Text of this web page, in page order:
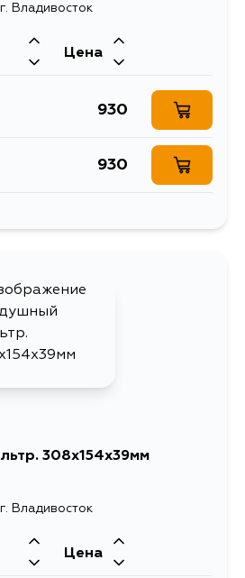
Владивосток
Цена
930
930
308x154x39мм
Владивосток
Цена